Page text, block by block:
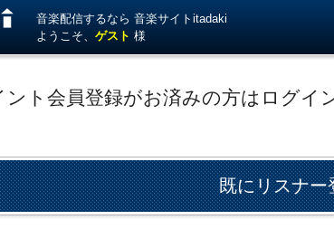
音楽配信するなら 音楽サイトitadaki
ようこそ、ゲスト 様
ント会員登録がお済みの方はログイ
既にリスナー